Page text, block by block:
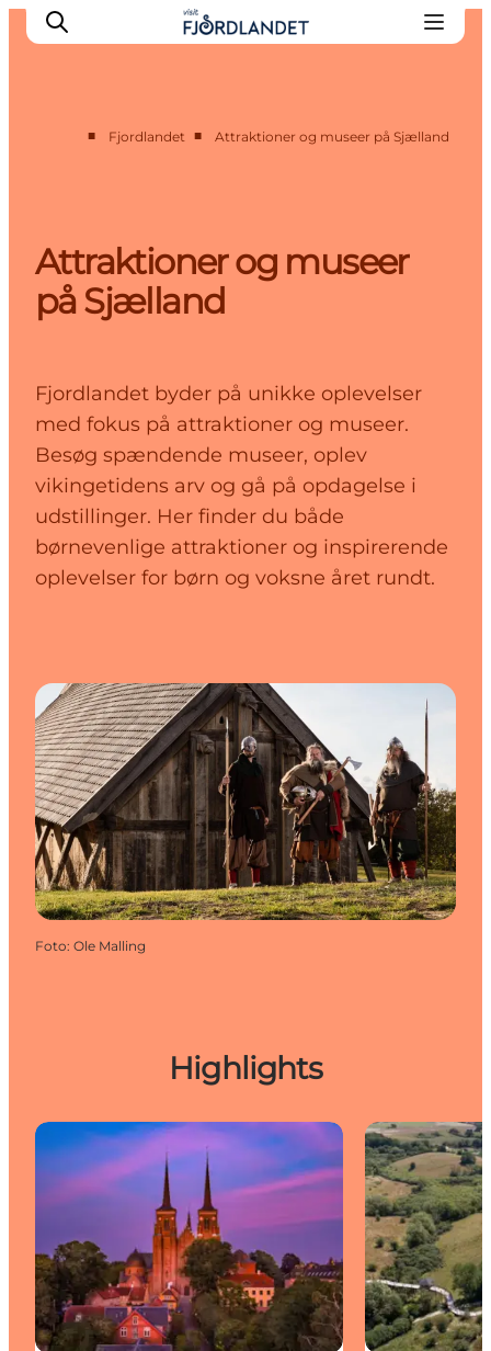
Guides & inspiration
Overnatning
Oplevelser
■ Fjordlandet ■ Attraktioner og museer på Sjælland
Attraktioner og museer
på Sjælland
Fjordlandet byder på unikke oplevelser
med fokus på attraktioner og museer.
Besøg spændende museer, oplev
vikingetidens arv og gå på opdagelse i
udstillinger. Her finder du både
børnevenlige attraktioner og inspirerende
oplevelser for børn og voksne året rundt.
Foto: Ole Malling
Highlights
Roskilde Domkirke - UNESCO-verdensarv og 800
Sagnlandet